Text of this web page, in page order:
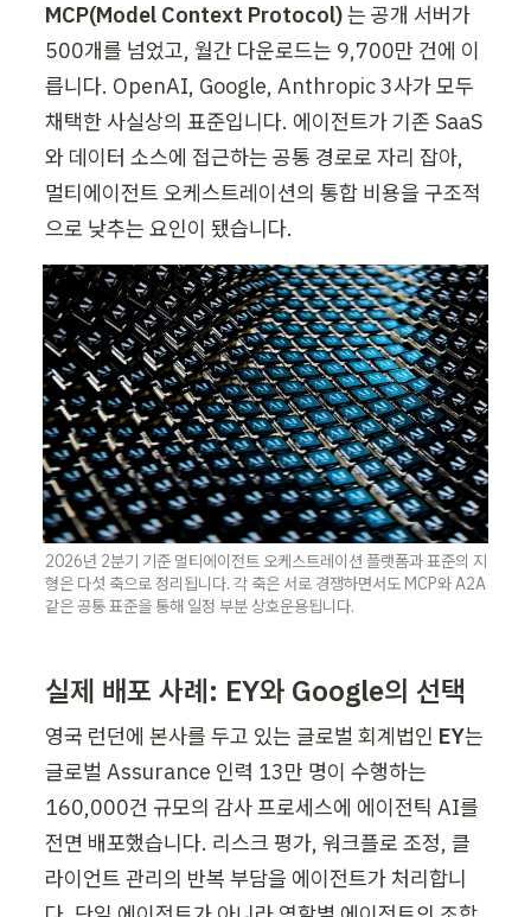
MCP(Model Context Protocol) 는 공개 서버가
500개를 넘었고, 월간 다운로드는 9,700만 건에 이
릅니다. OpenAI, Google, Anthropic 3사가 모두
채택한 사실상의 표준입니다. 에이전트가 기존 SaaS
와 데이터 소스에 접근하는 공통 경로로 자리 잡아,
멀티에이전트 오케스트레이션의 통합 비용을 구조적
으로 낮추는 요인이 됐습니다.
2026년 2분기 기준 멀티에이전트 오케스트레이션 플랫폼과 표준의 지
형은 다섯 축으로 정리됩니다. 각 축은 서로 경쟁하면서도 MCP와 A2A
같은 공통 표준을 통해 일정 부분 상호운용됩니다.
실제 배포 사례: EY와 Google의 선택
영국 런던에 본사를 두고 있는 글로벌 회계법인 EY는
글로벌 Assurance 인력 13만 명이 수행하는
160,000건 규모의 감사 프로세스에 에이전틱 AI를
전면 배포했습니다. 리스크 평가, 워크플로 조정, 클
라이언트 관리의 반복 부담을 에이전트가 처리합니